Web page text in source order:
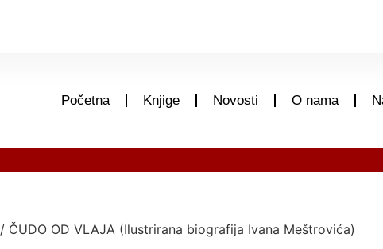
Početna Knjige Novosti O nama
/ ČUDO OD VLAJA (Ilustrirana biografija Ivana Meštrovića)